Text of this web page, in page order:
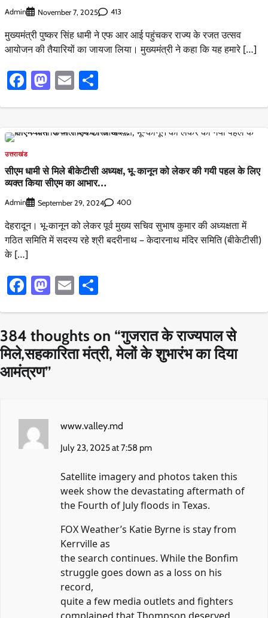
Admin November 7, 2025 413
मुख्यमंत्री पुष्कर सिंह धामी ने एफ आर आई पहुंचकर राज्य के रजत उत्सव
आयोजन की तैयारियों का जायजा लिया। मुख्यमंत्री ने कहा कि यह हमारे […]
Facebook
Mastodon
Email
उत्तराखंड
सीएम धामी से मिले बीकेटीसी अध्यक्ष, भू-कानून को लेकर की गयी पहल के लिए
व्यक्त किया सीएम का आभार…
Admin September 29, 2024 400
देहरादून। भू-कानून को लेकर पूर्व मुख्य सचिव सुभाष कुमार की अध्यक्षता में
गठित समिति में सदस्य रहे श्री बदरीनाथ – केदारनाथ मंदिर समिति (बीकेटीसी)
के […]
Facebook
Mastodon
Email
384 thoughts on “गुजरात के राज्यपाल से
मिले,सहकारिता मंत्री, मेलों के शुभारंभ का दिया
आमंत्रण”
www.valley.md
July 23, 2025 at 7:58 pm
Satellite imagery and photos taken this
week show the devastating aftermath of
the Fourth of July floods in Texas.
FOX Weather’s Katie Byrne is stay from
Kerrville as
the search continues. While the Bonfim
struggle goes down as a loss on his
record,
quite a few media outlets and fighters
complained that Thompson deserved